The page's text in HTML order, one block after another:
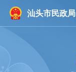
汕头市民政局